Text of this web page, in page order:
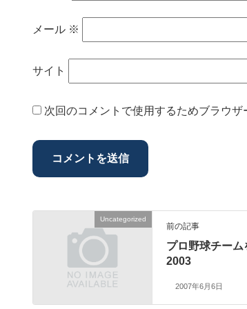
メール ※
サイト
次回のコメントで使用するためブラウ
Uncategorized
前の記事
プロ野球チーム
2003
2007年6月6日